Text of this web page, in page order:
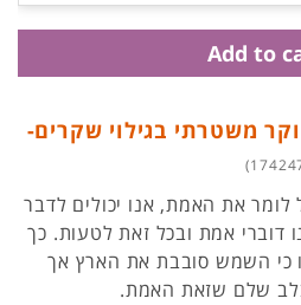
משטרתי בגילוי שקרים-
את האמת, אנו יכולים לדבר
דוברי אמת ובכל זאת לטעות. כך
כי השמש סובבת את הארץ אך
שלם שזאת האמת.
Add to